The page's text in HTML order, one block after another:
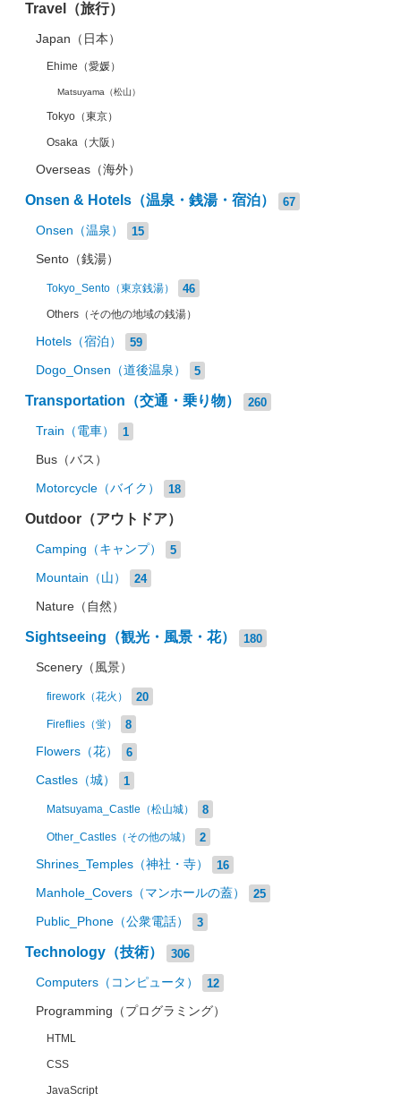
Travel（旅行）
Japan（日本）
Ehime（愛媛）
Matsuyama（松山）
Tokyo（東京）
Osaka（大阪）
Overseas（海外）
Onsen & Hotels（温泉・銭湯・宿泊） 67
Onsen（温泉） 15
Sento（銭湯）
Tokyo_Sento（東京銭湯） 46
Others（その他の地域の銭湯）
Hotels（宿泊） 59
Dogo_Onsen（道後温泉） 5
Transportation（交通・乗り物） 260
Train（電車） 1
Bus（バス）
Motorcycle（バイク） 18
Outdoor（アウトドア）
Camping（キャンプ） 5
Mountain（山） 24
Nature（自然）
Sightseeing（観光・風景・花） 180
Scenery（風景）
firework（花火） 20
Fireflies（蛍） 8
Flowers（花） 6
Castles（城） 1
Matsuyama_Castle（松山城） 8
Other_Castles（その他の城） 2
Shrines_Temples（神社・寺） 16
Manhole_Covers（マンホールの蓋） 25
Public_Phone（公衆電話） 3
Technology（技術） 306
Computers（コンピュータ） 12
Programming（プログラミング）
HTML
CSS
JavaScript